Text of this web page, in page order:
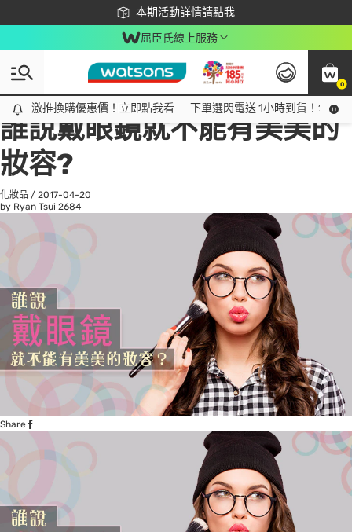
本期活動詳情請點我
下載app最高回饋$350
屈臣氏線上服務
0
激推換購優惠價！立即點我看
激推換購優惠價！立即點我看 下單選閃電送 1小時到貨！領神
All
話題趨勢
誰說戴眼鏡就不能有美美的
妝容?
化妝品 / 2017-04-20
by Ryan Tsui 2684
Share